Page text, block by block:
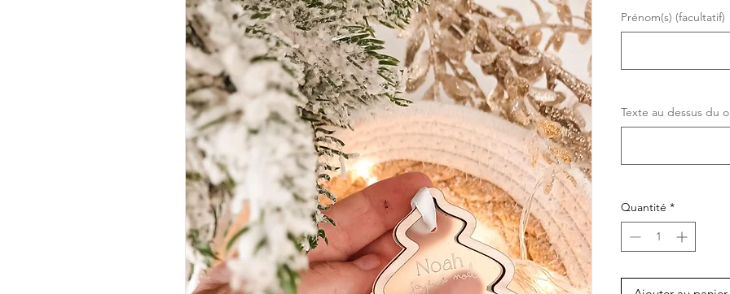
Prénom(s) (facultatif)
Texte au dessus du
Quantité *